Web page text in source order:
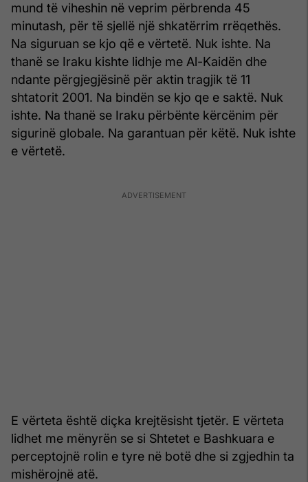
mund të viheshin në veprim përbrenda 45
minutash, për të sjellë një shkatërrim rrëqethës.
Na siguruan se kjo që e vërtetë. Nuk ishte. Na
thanë se Iraku kishte lidhje me Al-Kaidën dhe
ndante përgjegjësinë për aktin tragjik të 11
shtatorit 2001. Na bindën se kjo qe e saktë. Nuk
ishte. Na thanë se Iraku përbënte kërcënim për
sigurinë globale. Na garantuan për këtë. Nuk ishte
e vërtetë.
E vërteta është diçka krejtësisht tjetër. E vërteta
lidhet me mënyrën se si Shtetet e Bashkuara e
perceptojnë rolin e tyre në botë dhe si zgjedhin ta
mishërojnë atë.